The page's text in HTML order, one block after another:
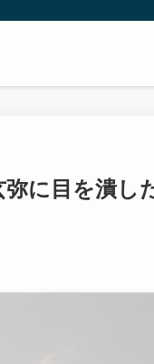
弥に目を潰